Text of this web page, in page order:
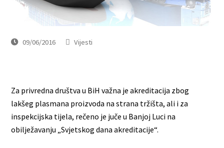
09/06/2016 Vijesti
Za privredna društva u BiH važna je akreditacija zbog
lakšeg plasmana proizvoda na strana tržišta, ali i za
inspekcijska tijela, rečeno je juče u Banjoj Luci na
obilježavanju „Svjetskog dana akreditacije“.